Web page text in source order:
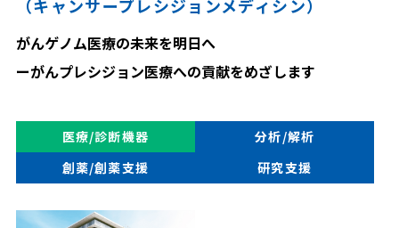
（キャンサープレシジョンメディシン）
がんゲノム医療の未来を明日へ
ーがんプレシジョン医療への貢献をめざします
医療/診断機器
分析/解析
創薬/創薬支援
研究支援